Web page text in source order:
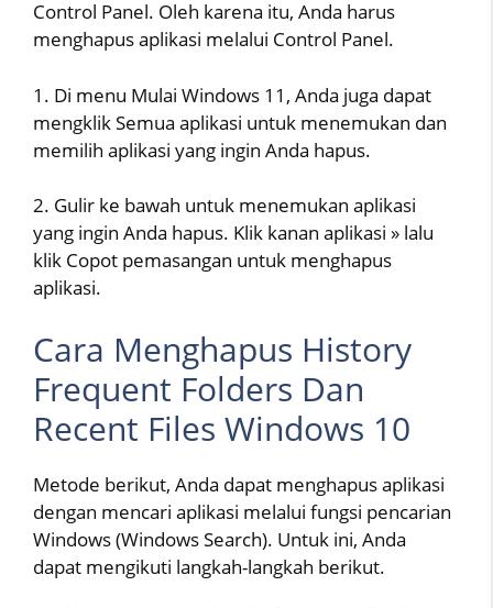
Control Panel. Oleh karena itu, Anda harus
menghapus aplikasi melalui Control Panel.
1. Di menu Mulai Windows 11, Anda juga dapat
mengklik Semua aplikasi untuk menemukan dan
memilih aplikasi yang ingin Anda hapus.
2. Gulir ke bawah untuk menemukan aplikasi
yang ingin Anda hapus. Klik kanan aplikasi » lalu
klik Copot pemasangan untuk menghapus
aplikasi.
Cara Menghapus History
Frequent Folders Dan
Recent Files Windows 10
Metode berikut, Anda dapat menghapus aplikasi
dengan mencari aplikasi melalui fungsi pencarian
Windows (Windows Search). Untuk ini, Anda
dapat mengikuti langkah-langkah berikut.